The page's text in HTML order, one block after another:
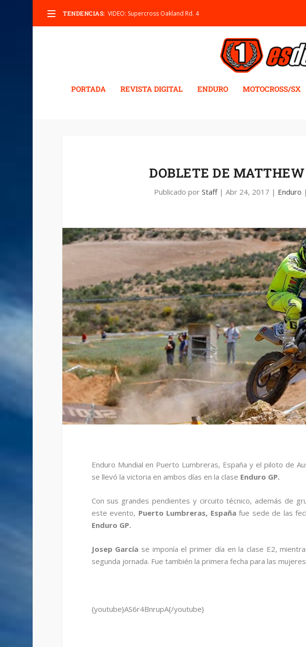
TENDENCIAS: VIDEO: Supercross Oakland Rd. 4
PORTADA REVISTA DIGITAL ENDURO MOTOCROSS/SX
DOBLETE DE
Publicado por Staff| Abr 24, 2017 | Enduro |
Enduro Mundial en Puerto Lumbreras, España y el piloto de
se llevó la victoria en ambos días en la clase Enduro GP.
Con sus grandes pendientes y circuito técnico, además de
este evento, Puerto Lumbreras, Españafue sede de las
Enduro GP.
Josep García se imponía el primer día en la clase E2,
segunda jornada. Fue también la primera fecha para las
{youtube}AS6r4BnrupA{/youtube}